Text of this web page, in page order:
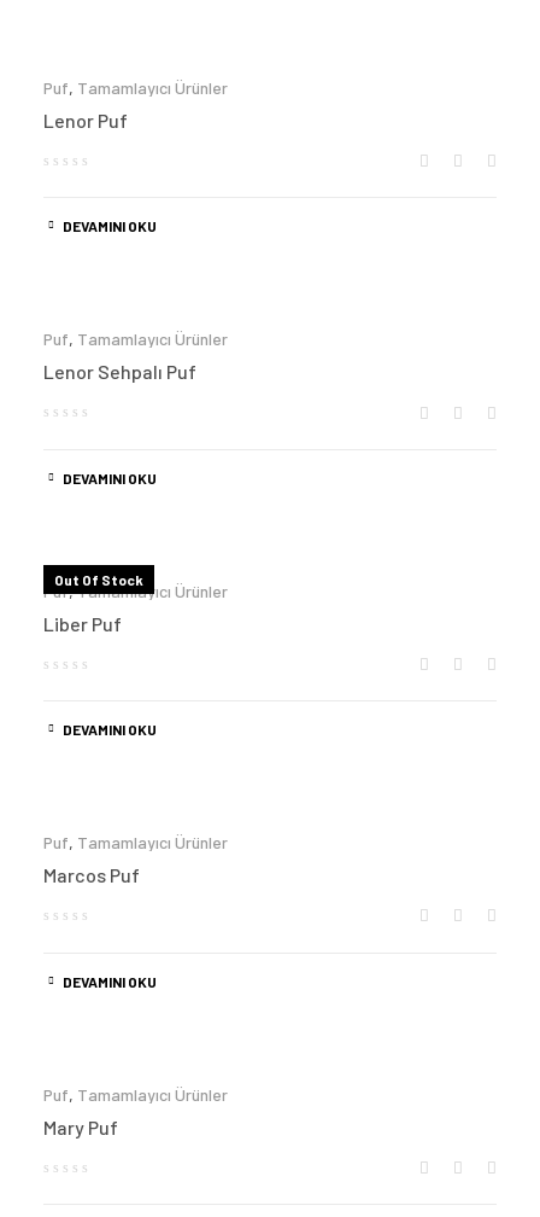
Puf, Tamamlayıcı Ürünler
Lenor Puf
DEVAMINI OKU
Puf, Tamamlayıcı Ürünler
Lenor Sehpalı Puf
DEVAMINI OKU
Out Of Stock
Puf,Tamamlayıcı Ürünler
Liber Puf
DEVAMINI OKU
Puf, Tamamlayıcı Ürünler
Marcos Puf
DEVAMINI OKU
Puf, Tamamlayıcı Ürünler
Mary Puf